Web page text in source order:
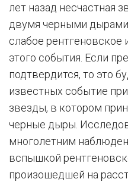
лет назад несчастная
двумя черными
слабое рентгеновское
этого события. Если
подтвердится, то это
известных событие
звезды, в котором
черные дыры.
многолетним
вспышкой
произошедшей на